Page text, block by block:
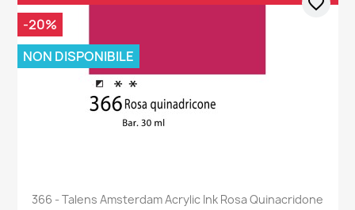
366 - Talens Amsterdam Acrylic Ink Rosa Quinacridone
-20%
NON DISPONIBILE